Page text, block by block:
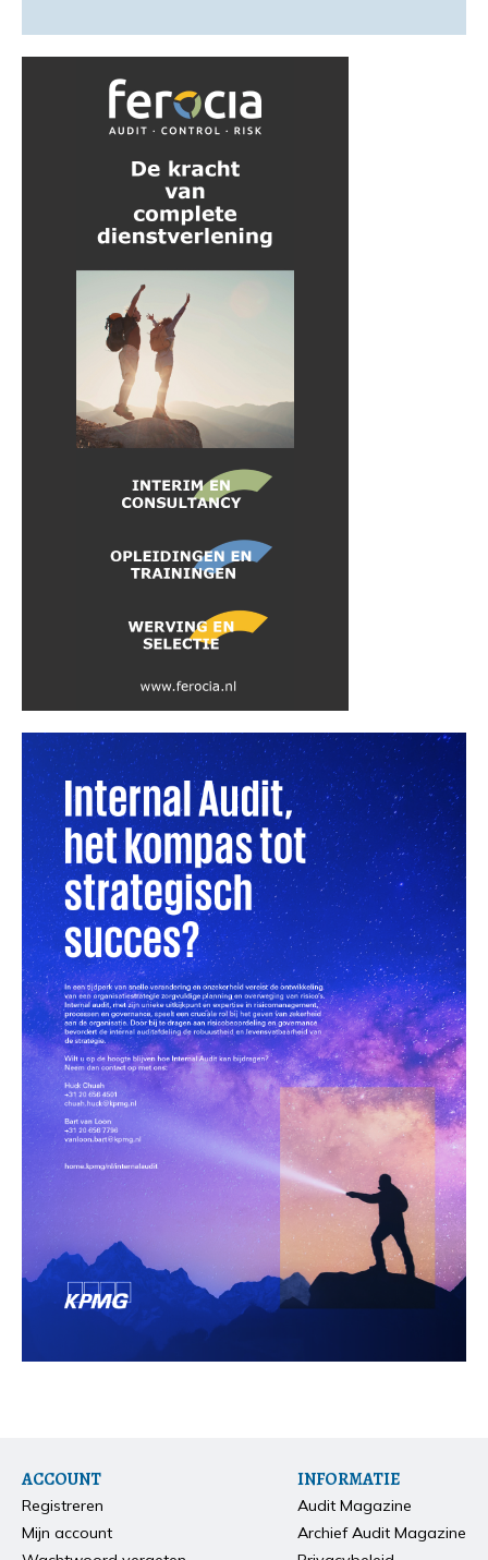
ACCOUNT
Registreren
Mijn account
INFORMATIE
Audit Magazine
Archief Audit Magazine